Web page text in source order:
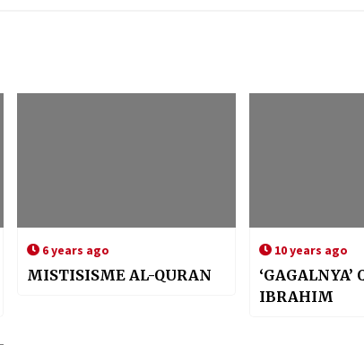
6 years ago
MISTISISME AL-QURAN
10 years ago
‘GAGALNYA’
IBRAHIM